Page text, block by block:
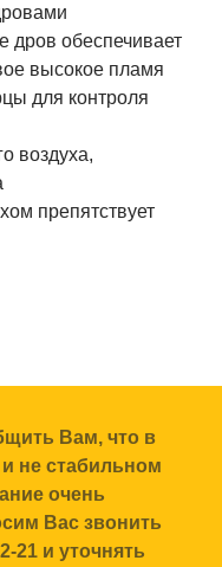
дров обеспечивает
высокое пламя
для контроля
воздуха,
препятствует
Вам, что в
не стабильном
очень
Вас звонить
21 и уточнять